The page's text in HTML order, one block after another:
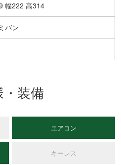
幅222 高314
バン
装備
エアコン
キーレス